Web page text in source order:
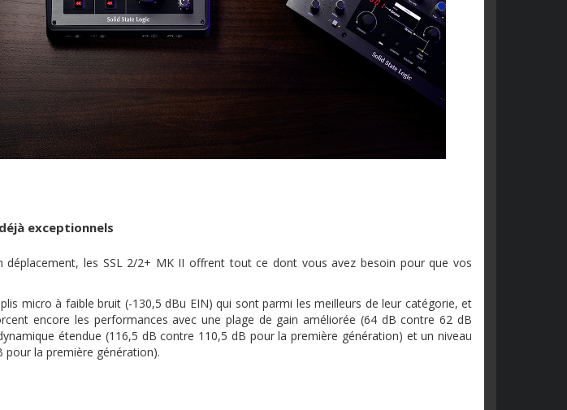
exceptionnels
les SSL 2/2+ MK II offrent tout ce dont vous avez besoin pour que vos
micro à faible bruit (-130,5 dBu EIN) qui sont parmi les meilleurs de leur catégorie, et
encore les performances avec une plage de gain améliorée (64 dB contre 62 dB
étendue (116,5 dB contre 110,5 dB pour la première génération) et un niveau
la première génération).